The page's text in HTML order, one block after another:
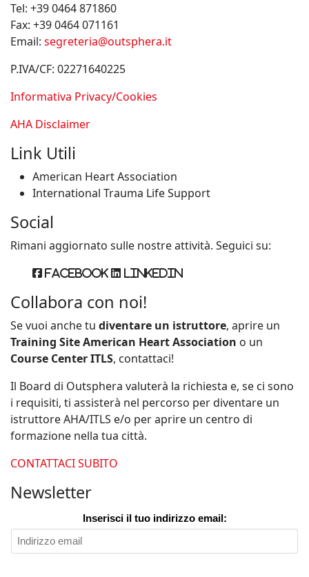
Tel: +39 0464 871860
Fax: +39 0464 071161
Email: segreteria@outsphera.it
P.IVA/CF: 02271640225
Informativa Privacy/Cookies
AHA Disclaimer
Link Utili
American Heart Association
International Trauma Life Support
Social
Rimani aggiornato sulle nostre attività. Seguici su:
Facebook Linkedin
Collabora con noi!
Se vuoi anche tu diventare un istruttore, aprire un
Training Site American Heart Association o un
Course Center ITLS, contattaci!
Il Board di Outsphera valuterà la richiesta e, se ci sono
i requisiti, ti assisterà nel percorso per diventare un
istruttore AHA/ITLS e/o per aprire un centro di
formazione nella tua città.
CONTATTACI SUBITO
Newsletter
Inserisci il tuo indirizzo email: